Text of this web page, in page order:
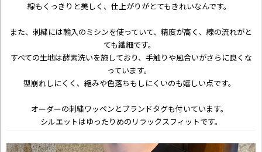
線もくっきりと美しく、仕上がりがとてもきれいなんです。
また、刺繍には輸入のミシンを使っていて、精度が高く、線の流れがと
ても繊細です。
すべての生地は酵素洗いを施しており、手触りや風合いがさらに良くな
っています。
型崩れしにくく、縮みや色落ちもしにくいのも嬉しい点です。
オーダーの刺繍ワッペンとブランドタグも付いています。
シルエットはゆったりめのリラックスフィットです。